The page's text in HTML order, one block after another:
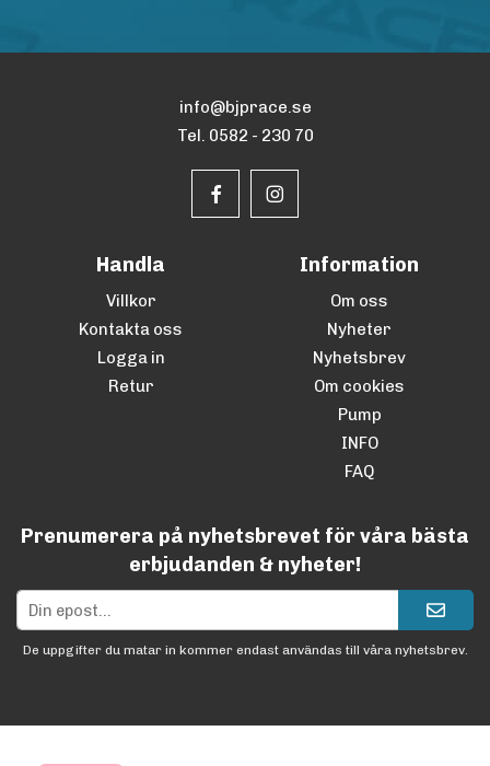
info@bjprace.se
Tel. 0582 - 230 70
Handla
Villkor
Kontakta oss
Logga in
Retur
Information
Om oss
Nyheter
Nyhetsbrev
Om cookies
Pump
INFO
FAQ
Prenumerera på nyhetsbrevet för våra bästa
erbjudanden & nyheter!
De uppgifter du matar in kommer endast användas till våra nyhetsbrev.